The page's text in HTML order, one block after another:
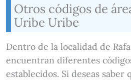
Otros códigos de
Uribe Uribe
Dentro de la localidad de
encuentran diferentes
establecidos. Si deseas saber